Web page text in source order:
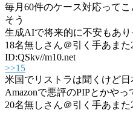
毎月60件のケース対応って
そう
生成AIで将来的に不安もあり
18名無しさん＠引く手あまた
ID:QSkv//m10.net
>>15
米国でリストラは聞くけど
Amazonで悪評のPIPとかやっ
20名無しさん＠引く手あまた